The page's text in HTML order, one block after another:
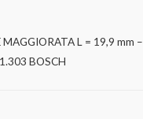
L = 19,9 mm –
BOSCH